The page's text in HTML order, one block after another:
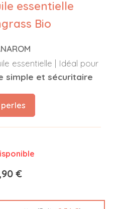
essentielle
Bio
essentielle | Idéal pour
simple et sécuritaire
perles
€